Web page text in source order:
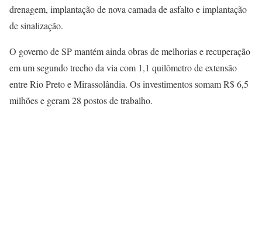
drenagem, implantação de nova camada de asfalto e implantação
de sinalização.
O governo de SP mantém ainda obras de melhorias e recuperação
em um segundo trecho da via com 1,1 quilômetro de extensão
entre Rio Preto e Mirassolândia. Os investimentos somam R$ 6,5
milhões e geram 28 postos de trabalho.